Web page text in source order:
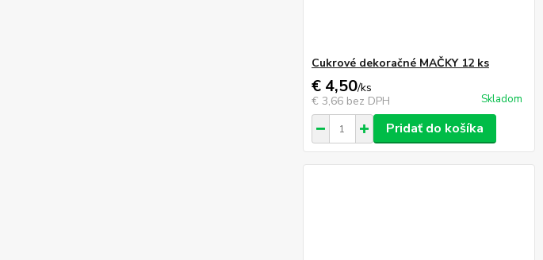
Cukrové dekoračné MAČKY 12 ks
€ 4,50/ks
€ 3,66 bez DPH Skladom
Pridať do košíka